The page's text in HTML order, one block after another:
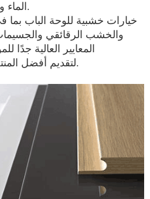
الماء ولن تتضرر بسبب الرطوبة.
المعايير العالية جدًا
لتقديم أفضل المنتجات عالية الجودة لعملائنا.